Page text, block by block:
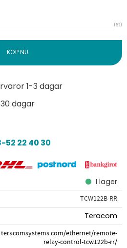
st
1-3 dagar
dagar
52 22 40 30
I lager
TCW122B-RR
Teracom
teracomsystems.com/ethernet/remote-
relay-control-tcw122b-rr/